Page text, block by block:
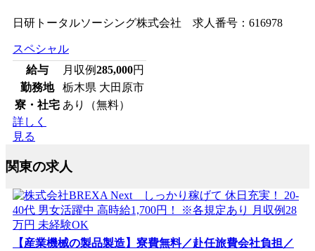
日研トータルソーシング株式会社 求人番号：616978
スペシャル
給与
月収例285,000円
勤務地
栃木県 大田原市
寮・社宅 あり（無料）
詳しく
見る
関東の求人
【産業機械の製品製造】寮費無料／赴任旅費会社負担／